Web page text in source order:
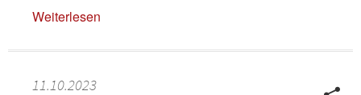
Weiterlesen
11.10.2023